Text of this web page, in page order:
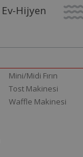
Ev-Hijyen
Mini/Midi Fırın
Tost Makinesi
Waffle Makinesi